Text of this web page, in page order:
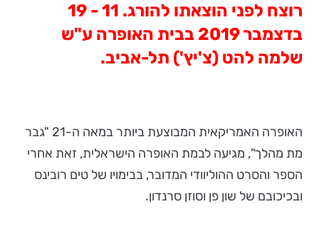
רוצח לפני הוצאתו להורג. 11 - 19
בדצמבר 2019 בבית האופרה ע"ש
שלמה להט (צ'יץ') תל-אביב.
האופרה האמריקאית המבוצעת ביותר במאה ה-21 "גבר
מת מהלך", מגיעה לבמת האופרה הישראלית, זאת אחרי
הספר והסרט ההוליוודי המדובר, בבימויו של טים רובינס
ובכיכובם של שון פן וסוזן סרנדון.